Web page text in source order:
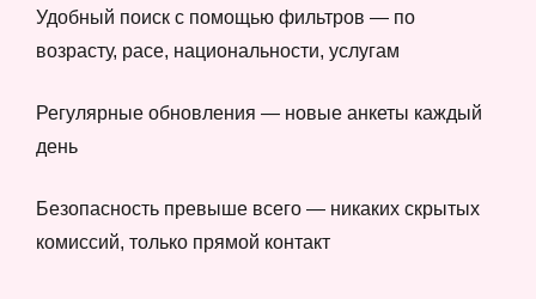
Удобный поиск с помощью фильтров — по
возрасту, расе, национальности, услугам
Регулярные обновления — новые анкеты каждый
день
Безопасность превыше всего — никаких скрытых
комиссий, только прямой контакт